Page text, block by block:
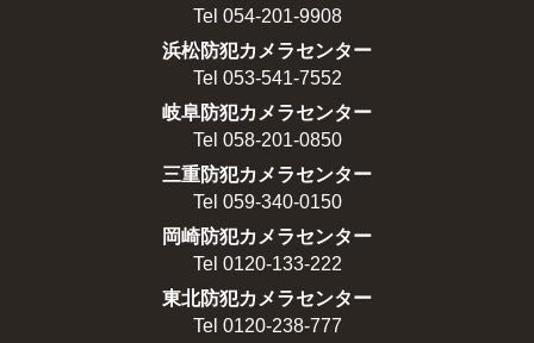
Tel 054-201-9908
浜松防犯カメラセンター
Tel 053-541-7552
岐阜防犯カメラセンター
Tel 058-201-0850
三重防犯カメラセンター
Tel 059-340-0150
岡崎防犯カメラセンター
Tel 0120-133-222
東北防犯カメラセンター
Tel 0120-238-777